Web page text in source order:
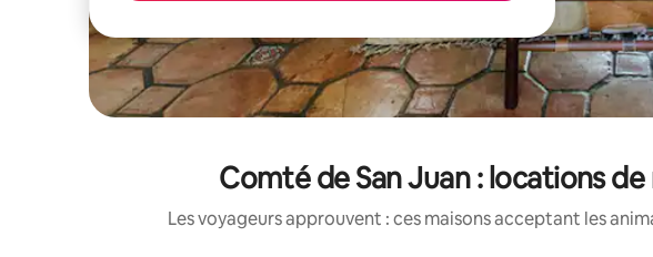
Comté de San Juan : locations
Les voyageurs approuvent : ces maisons acceptant les